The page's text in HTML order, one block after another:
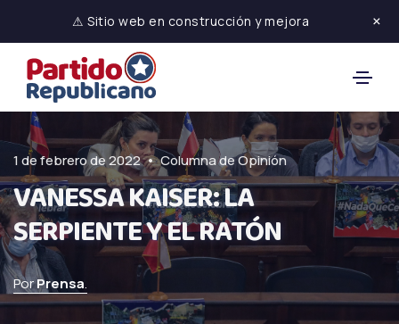
⚠ Sitio web en construcción y mejora ×
1 de febrero de 2022 • Columna de Opinión
VANESSA KAISER: LA
SERPIENTE Y EL RATÓN
PorPrensa.